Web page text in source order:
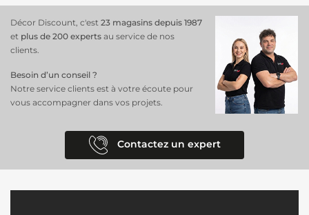
contre le développement des champignons).
Décor Discount, c'est 23 magasins depuis 1987
et plus de 200 experts au service de nos
clients.
Besoin d’un conseil ?
Notre service clients est à votre écoute pour
vous accompagner dans vos projets.
Contactez un expert